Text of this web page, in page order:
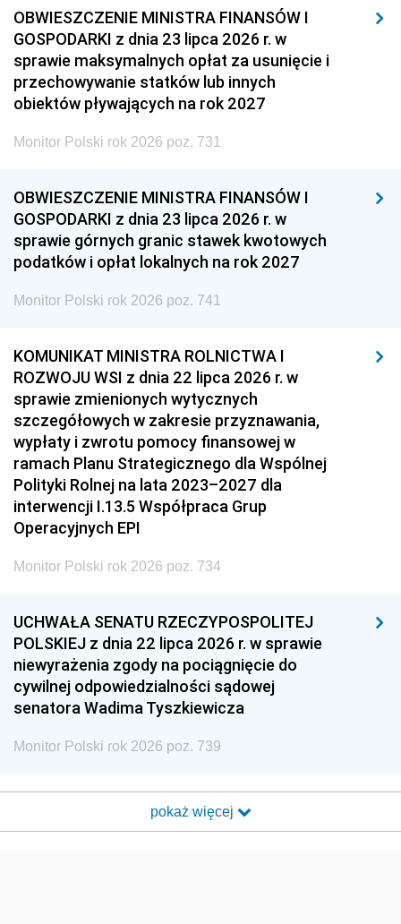
OBWIESZCZENIE MINISTRA FINANSÓW I
GOSPODARKI z dnia 23 lipca 2026 r. w
sprawie maksymalnych opłat za usunięcie i
przechowywanie statków lub innych
obiektów pływających na rok 2027
Monitor Polski rok 2026 poz. 731
OBWIESZCZENIE MINISTRA FINANSÓW I
GOSPODARKI z dnia 23 lipca 2026 r. w
sprawie górnych granic stawek kwotowych
podatków i opłat lokalnych na rok 2027
Monitor Polski rok 2026 poz. 741
KOMUNIKAT MINISTRA ROLNICTWA I
ROZWOJU WSI z dnia 22 lipca 2026 r. w
sprawie zmienionych wytycznych
szczegółowych w zakresie przyznawania,
wypłaty i zwrotu pomocy finansowej w
ramach Planu Strategicznego dla Wspólnej
Polityki Rolnej na lata 2023–2027 dla
interwencji I.13.5 Współpraca Grup
Operacyjnych EPI
Monitor Polski rok 2026 poz. 734
UCHWAŁA SENATU RZECZYPOSPOLITEJ
POLSKIEJ z dnia 22 lipca 2026 r. w sprawie
niewyrażenia zgody na pociągnięcie do
cywilnej odpowiedzialności sądowej
senatora Wadima Tyszkiewicza
Monitor Polski rok 2026 poz. 739
pokaż więcej